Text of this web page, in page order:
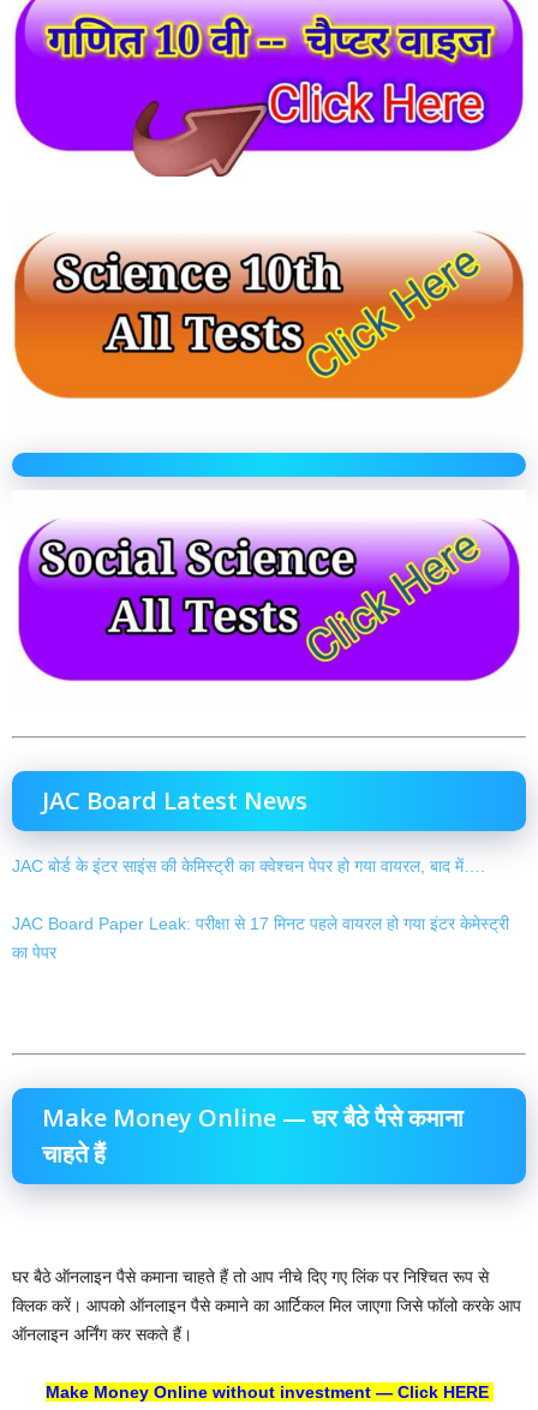
JAC Board Latest News
JAC बोर्ड के इंटर साइंस की केमिस्ट्री का क्वेश्चन पेपर हो गया वायरल, बाद में….
JAC Board Paper Leak: परीक्षा से 17 मिनट पहले वायरल हो गया इंटर केमेस्ट्री
का पेपर
Make Money Online — घर बैठे पैसे कमाना
चाहते हैं
घर बैठे ऑनलाइन पैसे कमाना चाहते हैं तो आप नीचे दिए गए लिंक पर निश्चित रूप से
क्लिक करें। आपको ऑनलाइन पैसे कमाने का आर्टिकल मिल जाएगा जिसे फॉलो करके आप
ऑनलाइन अर्निंग कर सकते हैं।
Make Money Online without investment — Click HERE